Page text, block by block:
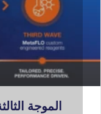
الموجة الثالثة